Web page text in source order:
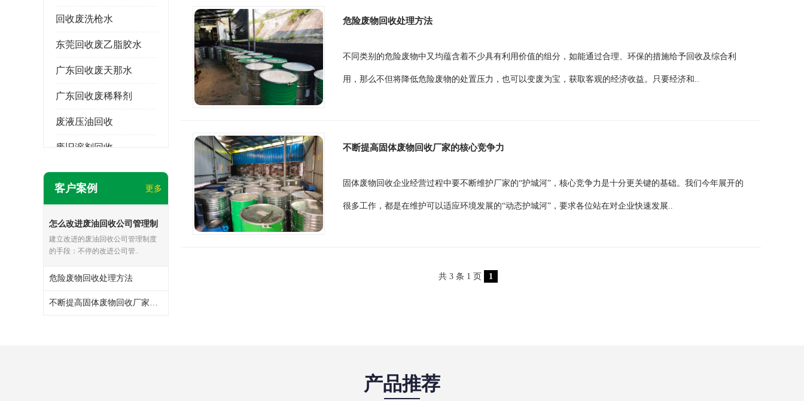
回收废洗枪水
东莞回收废乙脂胶水
广东回收废天那水
广东回收废稀释剂
废液压油回收
废旧溶剂回收
东莞回收废溶剂
废三氯乙烯回收
废混合溶剂回收
废UV光油回收
废仲丁脂回收
客户案例 更多
怎么改进废油回收公司管理制
度
建立改进的废油回收公司管理制度
的手段：不停的改进公司管..
危险废物回收处理方法
不断提高固体废物回收厂家的核心竞争力
危险废物回收处理方法
不同类别的危险废物中又均蕴含着不少具有利用价值的组分，如能通过合理、环保的措施给予回收及综合利
用，那么不但将降低危险废物的处置压力，也可以变废为宝，获取客观的经济收益。只要经济和..
不断提高固体废物回收厂家的核心竞争力
固体废物回收企业经营过程中要不断维护厂家的“护城河”，核心竞争力是十分更关键的基础。我们今年展开的
很多工作，都是在维护可以适应环境发展的“动态护城河”，要求各位站在对企业快速发展..
共 3 条 1 页 1
产品推荐